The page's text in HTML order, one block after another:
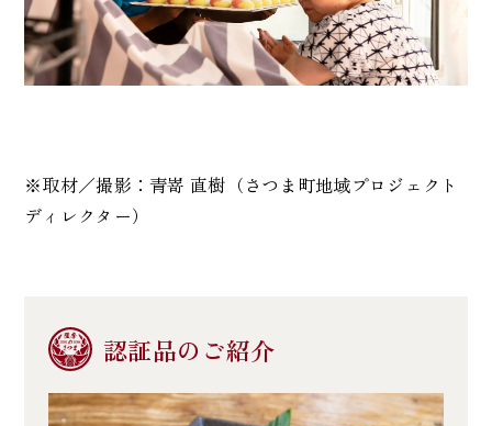
※取材／撮影：青嵜 直樹（さつま町地域プロジェクト
ディレクター）
認証品のご紹介